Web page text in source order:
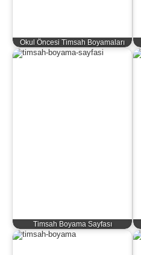
Okul Öncesi Timsah Boyamaları
Timsah Boyama Sayfası